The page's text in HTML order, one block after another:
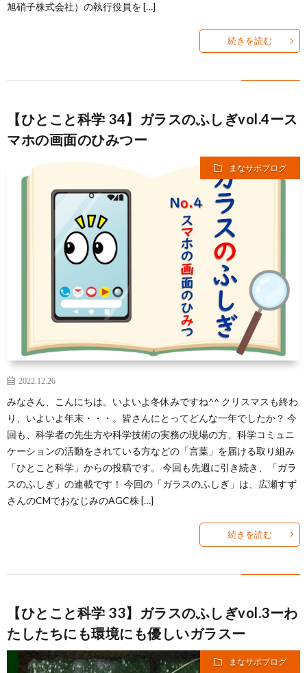
旭硝子株式会社）の執行役員を […]
続きを読む
【ひとこと科学 34】ガラスのふしぎvol.4ース
マホの画面のひみつー
まなサポブログ
2022.12.26
みなさん、こんにちは。いよいよ冬休みですね^^ クリスマスも終わ
り、いよいよ年末・・・。皆さんにとってどんな一年でしたか？ 今
回も、科学者の先生方や科学技術の実務の現場の方、科学コミュニ
ケーションの活動をされている方などの「言葉」を届ける取り組み
「ひとこと科学」からの投稿です。 今回も先週に引き続き、「ガラ
スのふしぎ」の連載です！ 今回の「ガラスのふしぎ」は、広瀬すず
さんのCMでおなじみのAGC株 […]
続きを読む
【ひとこと科学 33】ガラスのふしぎvol.3ーわ
たしたちにも環境にも優しいガラスー
まなサポブログ